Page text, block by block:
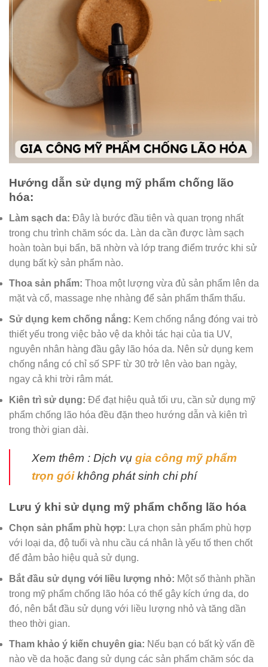
Hướng dẫn sử dụng mỹ phẩm chống lão
hóa:
Làm sạch da: Đây là bước đầu tiên và quan trọng nhất
trong chu trình chăm sóc da. Làn da cần được làm sạch
hoàn toàn bụi bẩn, bã nhờn và lớp trang điểm trước khi sử
dụng bất kỳ sản phẩm nào.
Thoa sản phẩm: Thoa một lượng vừa đủ sản phẩm lên da
mặt và cổ, massage nhẹ nhàng để sản phẩm thẩm thấu.
Sử dụng kem chống nắng: Kem chống nắng đóng vai trò
thiết yếu trong việc bảo vệ da khỏi tác hại của tia UV,
nguyên nhân hàng đầu gây lão hóa da. Nên sử dụng kem
chống nắng có chỉ số SPF từ 30 trở lên vào ban ngày,
ngay cả khi trời râm mát.
Kiên trì sử dụng: Để đạt hiệu quả tối ưu, cần sử dụng mỹ
phẩm chống lão hóa đều đặn theo hướng dẫn và kiên trì
trong thời gian dài.
Xem thêm : Dịch vụ gia công mỹ phẩm
trọn góikhông phát sinh chi phí
Lưu ý khi sử dụng mỹ phẩm chống lão hóa
Chọn sản phẩm phù hợp: Lựa chọn sản phẩm phù hợp
với loại da, độ tuổi và nhu cầu cá nhân là yếu tố then chốt
để đảm bảo hiệu quả sử dụng.
Bắt đầu sử dụng với liều lượng nhỏ: Một số thành phần
trong mỹ phẩm chống lão hóa có thể gây kích ứng da, do
đó, nên bắt đầu sử dụng với liều lượng nhỏ và tăng dần
theo thời gian.
Tham khảo ý kiến chuyên gia: Nếu bạn có bất kỳ vấn đề
nào về da hoặc đang sử dụng các sản phẩm chăm sóc da